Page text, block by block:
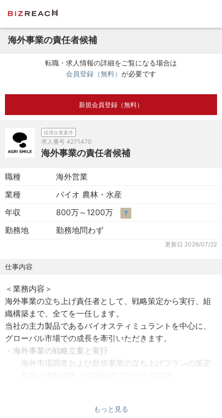
海外事業の責任者候補
転職・求人情報の詳細をご覧になる場合は
会員登録（無料） が必要です
新規会員登録（無料）
採用企業案件
求人番号 4271470
海外事業の責任者候補
職種
海外営業
業種
バイオ 農林・水産
年収
800万～1200万 ？
勤務地 勤務地問わず
更新日 2026/07/22
仕事内容
＜業務内容＞
海外事業の立ち上げ責任者として、戦略策定から実行、組
織構築まで、全てを一任します。
当社の主力製品であるバイオスティミュラントを中心に、
グローバル市場での成長を牽引いただきます。
・海外事業の戦略立案と実行
海外市場調査および新規事業の立ち上げプランの策定
パートナー企業・代理店の選定、交渉、契約締結
もっと見る